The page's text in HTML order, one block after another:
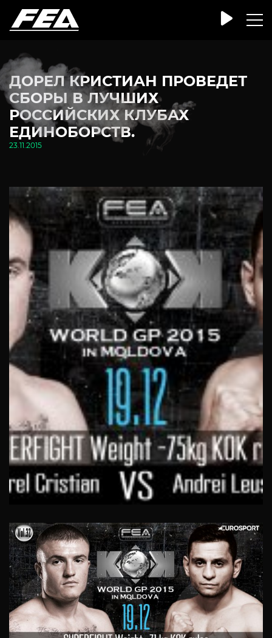
ДОРЕЛ КРИСТИАН ПРОВЕДЕТ
СБОРЫ В ЛУЧШИХ
РОССИЙСКИХ КЛУБАХ
ЕДИНОБОРСТВ.
23.11.2015